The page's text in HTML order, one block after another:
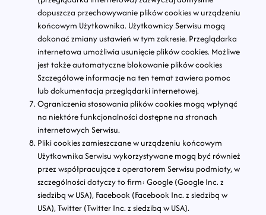
dopuszcza przechowywanie plików cookies w urządzeniu
końcowym Użytkownika. Użytkownicy Serwisu mogą
dokonać zmiany ustawień w tym zakresie. Przeglądarka
internetowa umożliwia usunięcie plików cookies. Możliwe
jest także automatyczne blokowanie plików cookies
Szczegółowe informacje na ten temat zawiera pomoc
lub dokumentacja przeglądarki internetowej.
Ograniczenia stosowania plików cookies mogą wpłynąć
na niektóre funkcjonalności dostępne na stronach
internetowych Serwisu.
Pliki cookies zamieszczane w urządzeniu końcowym
Użytkownika Serwisu wykorzystywane mogą być również
przez współpracujące z operatorem Serwisu podmioty, w
szczególności dotyczy to firm: Google (Google Inc. z
siedzibą w USA), Facebook (Facebook Inc. z siedzibą w
USA), Twitter (Twitter Inc. z siedzibą w USA).